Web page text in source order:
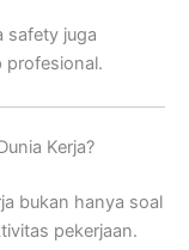
safety juga
profesional.
Kerja?
bukan hanya soal
pekerjaan.